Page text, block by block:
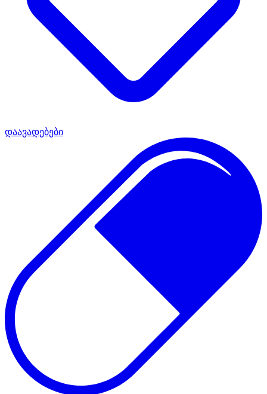
დაავადებები